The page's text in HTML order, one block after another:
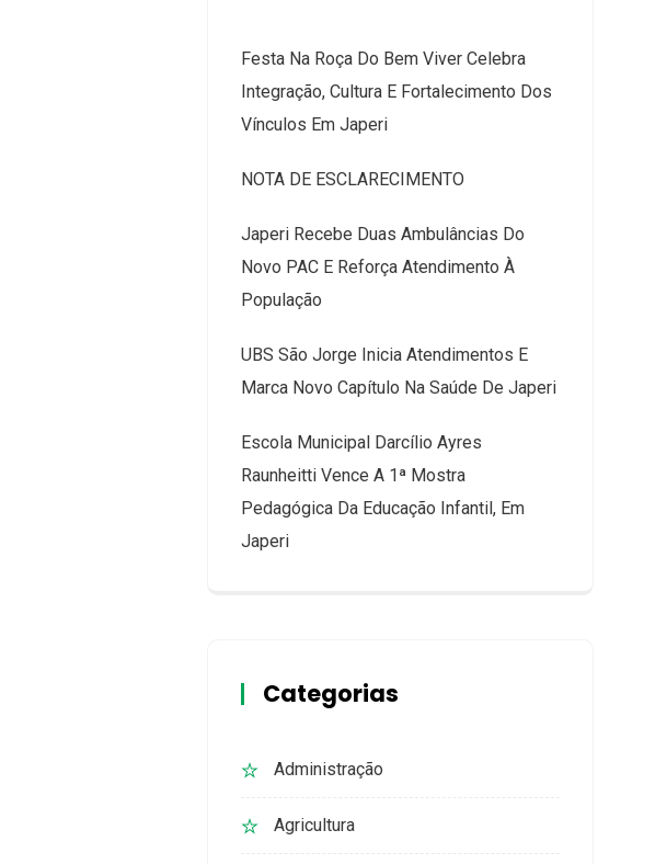
Festa Na Roça Do Bem Viver Celebra
Integração, Cultura E Fortalecimento Dos
Vínculos Em Japeri
NOTA DE ESCLARECIMENTO
Japeri Recebe Duas Ambulâncias Do
Novo PAC E Reforça Atendimento À
População
UBS São Jorge Inicia Atendimentos E
Marca Novo Capítulo Na Saúde De Japeri
Escola Municipal Darcílio Ayres
Raunheitti Vence A 1ª Mostra
Pedagógica Da Educação Infantil, Em
Japeri
Categorias
Administração
Agricultura